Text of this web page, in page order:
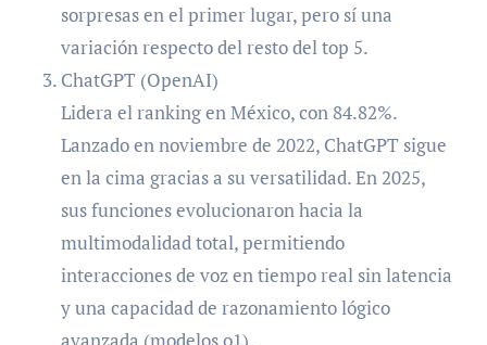
sorpresas en el primer lugar, pero sí una
variación respecto del resto del top 5.
ChatGPT (OpenAI)
Lidera el ranking en México, con 84.82%.
Lanzado en noviembre de 2022, ChatGPT sigue
en la cima gracias a su versatilidad. En 2025,
sus funciones evolucionaron hacia la
multimodalidad total, permitiendo
interacciones de voz en tiempo real sin latencia
y una capacidad de razonamiento lógico
avanzada (modelos o1).